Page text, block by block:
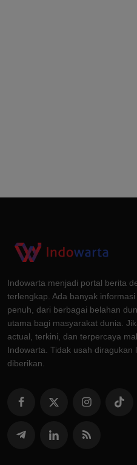
Indowarta menjadi portal berita
terlengkap. Ada banyak
penuh, dari berbagai belahan
utama bagi masyarakat dunia.
actual, terkini, dan terpercaya
Indowarta. Tidak usah diragukan
diberikan.